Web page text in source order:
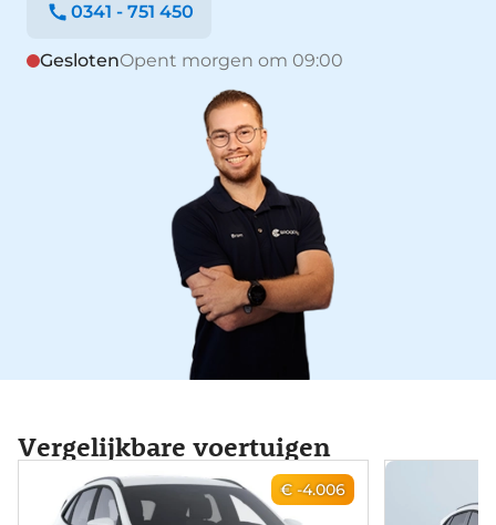
0341 - 751 450
GeslotenOpent morgen om 09:00
Vergelijkbare voertuigen
€ -4.006